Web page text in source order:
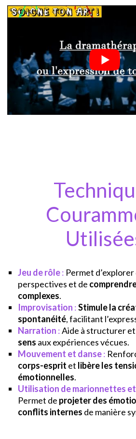
Jeu de rôle: Permet
perspectives et de
complexes.
Improvisation :Stimule la
spontanéité, facilitant
Narration :Aide à structurer et
sens aux expériences vécues.
Mouvement et danse:
corps-esprit et libère les
émotionnelles.
Utilisation de marionnettes et
Permet de projeter des
conflits internes de manière